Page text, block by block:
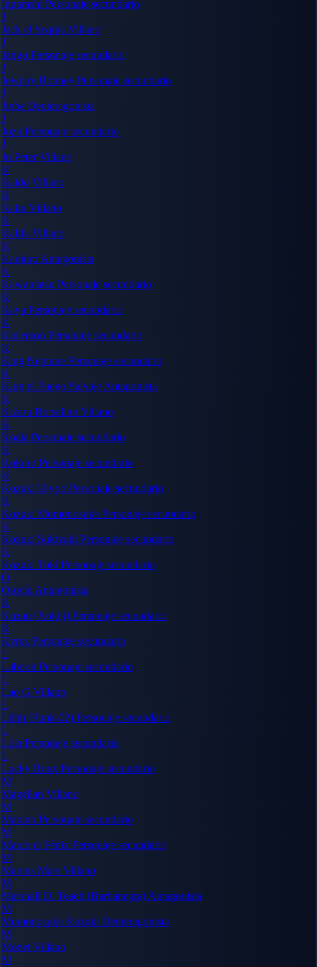
Inuarashi Personaje secundario
J
Jack el Sequía Villano
J
Jango Personaje secundario
J
Jewelry Bonney Personaje secundario
J
Jinbe Deuteragonista
J
Jozu Personaje secundario
J
Ju PeterVillano
K
Kaido Villano
K
Kaku Villano
K
Kalifa Villano
K
Kanjuro Antagonista
K
Kawamatsu Personaje secundario
K
Kaya Personaje secundario
K
Kin'emon Personaje secundario
K
King Neptune Personaje secundario
K
King el Fuego Salvaje Antagonista
K
Kizaru Borsalino Villano
K
Koala Personaje secundario
K
Kokoro Personaje secundario
K
Kozuki Hiyori Personaje secundario
K
Kozuki Momonosuke Personaje secundario
K
Kozuki Sukiyaki Personaje secundario
K
Kozuki Toki Personaje secundario
O
Orochi Antagonista
K
Kuzan (Aokiji) Personaje secundario
K
Kyros Personaje secundario
L
Laboon Personaje secundario
L
Lao G Villano
L
Lilith (Punk-02) Personaje secundario
L
Lola Personaje secundario
L
Lucky Roux Personaje secundario
M
Magellan Villano
M
Makino Personaje secundario
M
Marco el Fénix Personaje secundario
M
Marcus Mars Villano
M
Marshall D. Teach (Barbanegra) Antagonista
M
Momonosuke Kozuki Deuteragonista
M
Monet Villano
M